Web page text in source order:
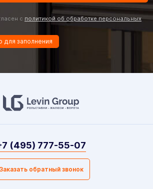
с политикой об обработке персональных
для заполнения
(495) 777-55-07
Заказать обратный звонок